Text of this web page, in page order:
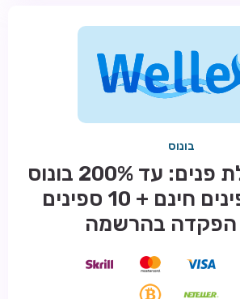
בונוס
חבילת קבלת פנים: עד 200% בונוס
+ 100 ספינים חינם + 10 ספינים
הפקדה בהרשמה